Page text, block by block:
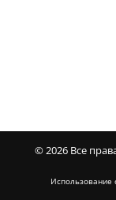
© 2026 Все
Использование